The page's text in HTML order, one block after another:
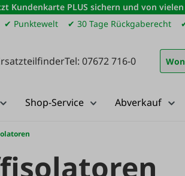
Kundenkarte PLUS sichern und von
✔ Punktewelt ✔ 30 Tage Rückgaberecht
Tel: 07672 716-0
Shop-Service Abverkauf